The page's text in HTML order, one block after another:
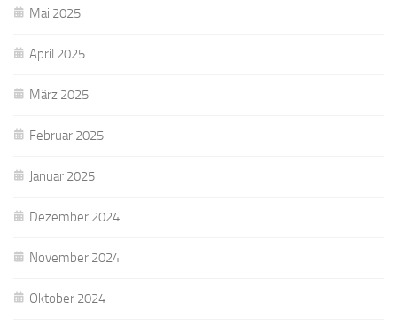
Mai 2025
April 2025
März 2025
Februar 2025
Januar 2025
Dezember 2024
November 2024
Oktober 2024